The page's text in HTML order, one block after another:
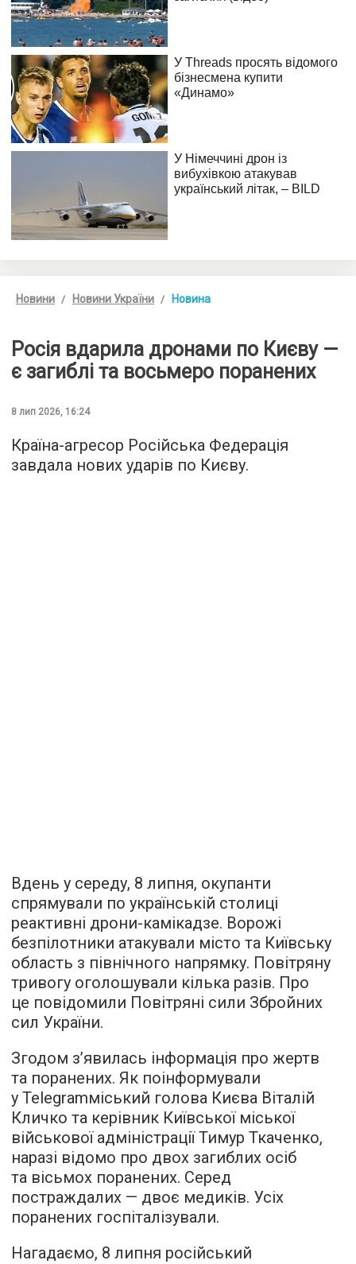
Новини Новини України Новина
Росія вдарила дронами по Києву —
є загиблі та восьмеро поранених
8 лип 2026, 16:24
Країна-агресор Російська Федерація
завдала нових ударів по Києву.
Вдень у середу, 8 липня, окупанти
спрямували по українській столиці
реактивні дрони-камікадзе. Ворожі
безпілотники атакували місто та Київську
область з північного напрямку. Повітряну
тривогу оголошували кілька разів. Про
це повідомили Повітряні сили Збройних
сил України.
Згодом з’явилась інформація про жертв
та поранених. Як поінформували
у Telegramміський голова Києва Віталій
Кличко та керівник Київської міської
військової адміністрації Тимур Ткаченко,
наразі відомо про двох загиблих осіб
та вісьмох поранених. Серед
постраждалих — двоє медиків. Усіх
поранених госпіталізували.
Нагадаємо, 8 липня російський